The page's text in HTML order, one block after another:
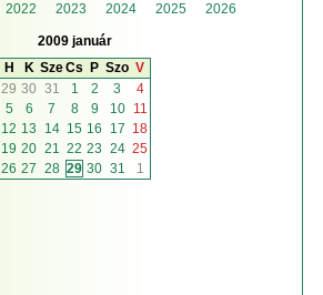
2022 2023 2024 2025 2026
2009 január
H
K SzeCs P Szo V
29 30 31 1 2 3
4
5
6 7 8 9 10
11
12 13 14 15 16 17 18
19 20 21 22 23 24 25
26 27 28 29 30 31 1